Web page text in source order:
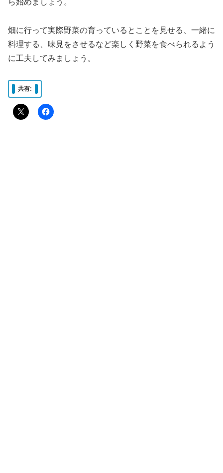
ら始めましょう。
畑に行って実際野菜の育っているとことを見せる、一緒に
料理する、味見をさせるなど楽しく野菜を食べられるよう
に工夫してみましょう。
共有: